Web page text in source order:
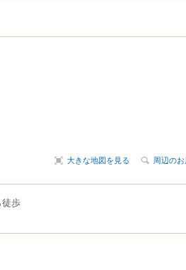
大きな地図を見る 周辺の
歩